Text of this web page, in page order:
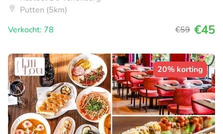
Putten (5km)
Verkocht: 78
€59 €45
20% korting